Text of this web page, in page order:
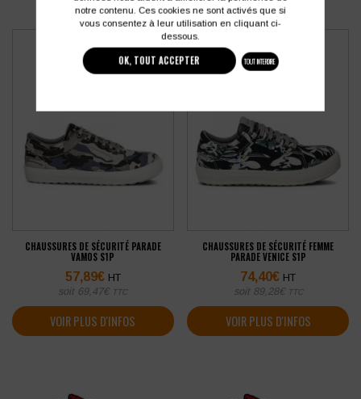
CHAUSSURES DE SÉCURITÉ PARADE
VAMOS S1P
57,89€ HT
soit 69,47€ TTC
VOIR PLUS D'INFOS
CHAUSSURES DE SÉCURITÉ FEMME
PARADE VENICE S1P
74,40€ HT
soit 89,28€ TTC
VOIR PLUS D'INFOS
notre contenu. Ces cookies ne sont activés que si
vous consentez à leur utilisation en cliquant ci-
dessous.
OK, TOUT ACCEPTER TOUT INTERDIRE